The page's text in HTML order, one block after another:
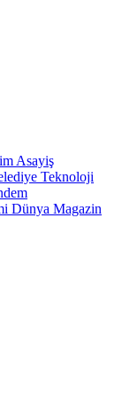
Asayiş
Teknoloji
Dünya Magazin